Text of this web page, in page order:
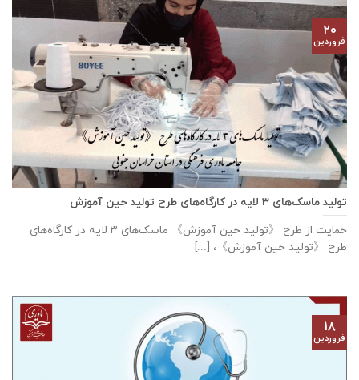
تولید ماسک‌های ۳ لایه در کارگاه‌های طرح تولید حین آموزش
حمایت از طرح 《تولید حین آموزش》 ماسک‌های ۳ لایه در کارگاه‌های
طرح 《تولید حین آموزش》، [...]
۲۰
فروردین
۱۸
فروردین